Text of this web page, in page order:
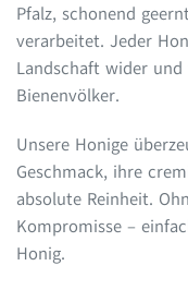
Pfalz, schonend
verarbeitet. Jeder
Landschaft wider
Bienenvölker.
Unsere Honige
Geschmack, ihre
absolute Reinheit.
Kompromisse –
Honig.